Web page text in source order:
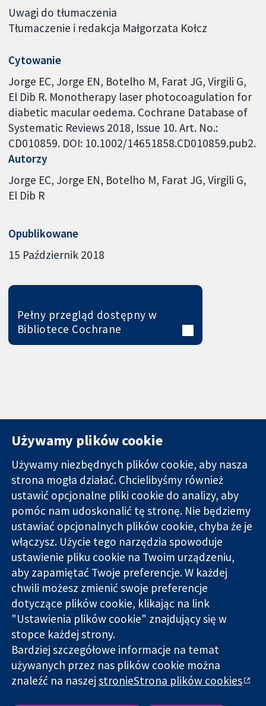
Uwagi do tłumaczenia
Tłumaczenie i redakcja Małgorzata Kołcz
Cytowanie
Jorge EC, Jorge EN, Botelho M, Farat JG, Virgili G,
El Dib R. Monotherapy laser photocoagulation for
diabetic macular oedema. Cochrane Database of
Systematic Reviews 2018, Issue 10. Art. No.:
CD010859. DOI: 10.1002/14651858.CD010859.pub2.
Autorzy
Jorge EC Jorge EN Botelho M Farat JG Virgili G
El Dib R
Opublikowane
15 Październik 2018
Pełny przegląd dostępny w
Bibliotece Cochrane
Wiarygodne dane
naukowe.
Świadome
decyzje.
Lepsze zdrowie.
11-13 Cavendish
Square
Londyn
W1G 0AN
Wielka Brytania
Kontakt
Nowości
Biuro
prasowe
O nas
Praca
Cochrane
Library
Cochrane Collaboration to organizacja charytatywna (nr
1045921) i spółka z ograniczoną odpowiedzialnością (nr
03044323) zarejestrowana w Anglii i Walii. Numer rejestracyjny
VAT GB 718
Copyright © 2026 The Cochrane Collaboration
Warunki korzystania ze strony internetowej|Informacje
Używamy plików cookie
Używamy niezbędnych plików cookie, aby nasza
strona mogła działać. Chcielibyśmy również
ustawić opcjonalne pliki cookie do analizy, aby
pomóc nam udoskonalić tę stronę. Nie będziemy
ustawiać opcjonalnych plików cookie, chyba że je
włączysz. Użycie tego narzędzia spowoduje
ustawienie pliku cookie na Twoim urządzeniu,
aby zapamiętać Twoje preferencje. W każdej
chwili możesz zmienić swoje preferencje
dotyczące plików cookie, klikając na link
"Ustawienia plików cookie" znajdujący się w
stopce każdej strony.
Bardziej szczegółowe informacje na temat
używanych przez nas plików cookie można
znaleźć na naszejstronieStrona plików cookies